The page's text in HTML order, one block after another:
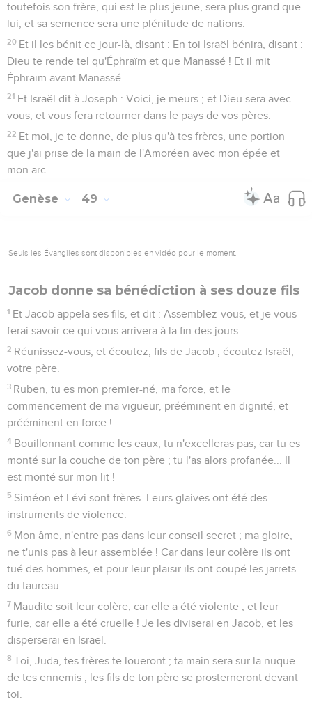
toutefois son frère, qui est le plus jeune, sera plus grand que
lui, et sa semence sera une plénitude de nations.
20 Et il les bénit ce jour-là, disant : En toi Israël bénira, disant :
Dieu te rende tel qu'Éphraïm et que Manassé ! Et il mit
Éphraïm avant Manassé.
21 Et Israël dit à Joseph : Voici, je meurs ; et Dieu sera avec
vous, et vous fera retourner dans le pays de vos pères.
22 Et moi, je te donne, de plus qu'à tes frères, une portion
que j'ai prise de la main de l'Amoréen avec mon épée et
mon arc.
Genèse 49
Seuls les Évangiles sont disponibles en vidéo pour le moment.
Jacob donne sa bénédiction à ses douze fils
1 Et Jacob appela ses fils, et dit : Assemblez-vous, et je vous
ferai savoir ce qui vous arrivera à la fin des jours.
2 Réunissez-vous, et écoutez, fils de Jacob ; écoutez Israël,
votre père.
3 Ruben, tu es mon premier-né, ma force, et le
commencement de ma vigueur, prééminent en dignité, et
prééminent en force !
4 Bouillonnant comme les eaux, tu n'excelleras pas, car tu es
monté sur la couche de ton père ; tu l'as alors profanée... Il
est monté sur mon lit !
5 Siméon et Lévi sont frères. Leurs glaives ont été des
instruments de violence.
6 Mon âme, n'entre pas dans leur conseil secret ; ma gloire,
ne t'unis pas à leur assemblée ! Car dans leur colère ils ont
tué des hommes, et pour leur plaisir ils ont coupé les jarrets
du taureau.
7 Maudite soit leur colère, car elle a été violente ; et leur
furie, car elle a été cruelle ! Je les diviserai en Jacob, et les
disperserai en Israël.
8 Toi, Juda, tes frères te loueront ; ta main sera sur la nuque
de tes ennemis ; les fils de ton père se prosterneront devant
toi.